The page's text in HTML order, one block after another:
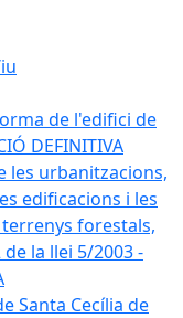
de l'edifici de
DEFINITIVA
les urbanitzacions,
edificacions i les
terrenys forestals,
la llei 5/2003 -
Santa Cecília de